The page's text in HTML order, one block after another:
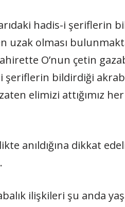
hadis-i şeriflerin
uzak olması
O’nun çetin
i şeriflerin bildirdiği
elimizi attığımız
anıldığına dikkat
ilişkileri şu anda